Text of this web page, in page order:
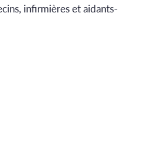
infirmières et aidants-